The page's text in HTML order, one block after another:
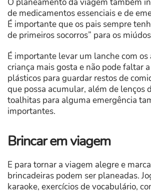
de medicamentos essenciais e de
É importante que os pais sempre
de primeiros socorros” para os
É importante levar um lanche com
criança mais gosta e não pode faltar
plásticos para guardar restos de
que possa acumular, além de lenços
toalhitas para alguma emergência
importantes.
Brincar em viagem
E para tornar a viagem alegre e
brincadeiras podem ser planeadas.
karaoke, exercícios de vocabulário,